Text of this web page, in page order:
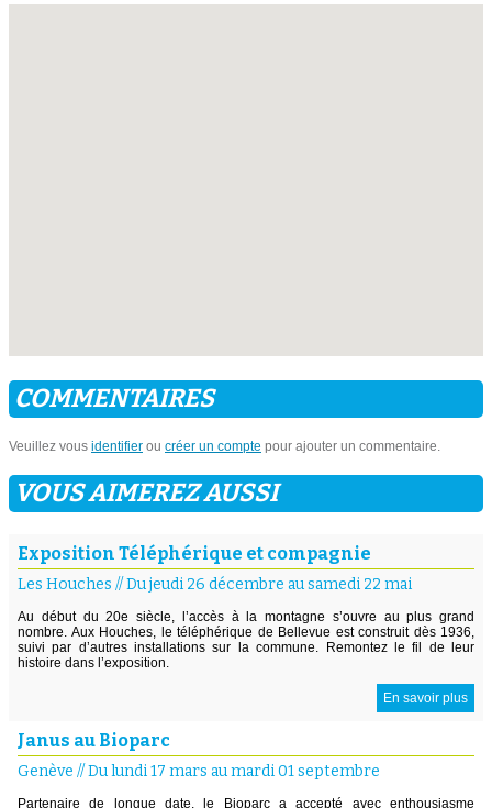
COMMENTAIRES
Veuillez vous identifier ou créer un compte pour ajouter un commentaire.
VOUS AIMEREZ AUSSI
Exposition Téléphérique et compagnie
Les Houches //Du jeudi 26 décembre au samedi 22 mai
Au début du 20e siècle, l’accès à la montagne s’ouvre au plus grand
nombre. Aux Houches, le téléphérique de Bellevue est construit dès 1936,
suivi par d’autres installations sur la commune. Remontez le fil de leur
histoire dans l’exposition.
En savoir plus
Janus au Bioparc
Genève //Du lundi 17 mars au mardi 01 septembre
Partenaire de longue date, le Bioparc a accepté avec enthousiasme